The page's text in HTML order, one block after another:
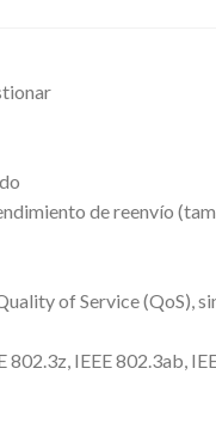
de reenvío
of Service (QoS),
IEEE 802.3ab,